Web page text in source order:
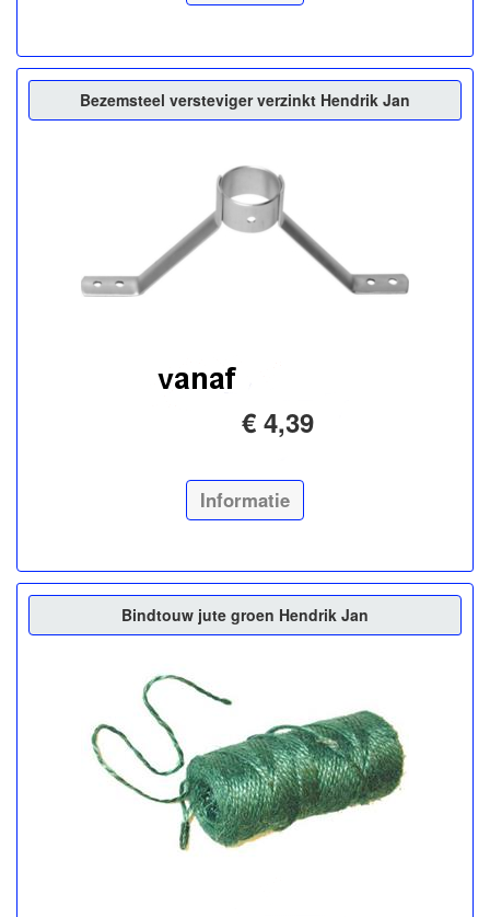
Bezemsteel versteviger verzinkt Hendrik Jan
€ 4,39
Informatie
Bindtouw jute groen Hendrik Jan